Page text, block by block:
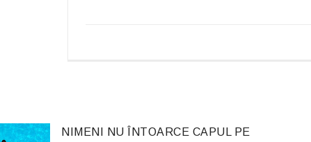
NIMENI NU ÎNTOARCE CAPUL PE